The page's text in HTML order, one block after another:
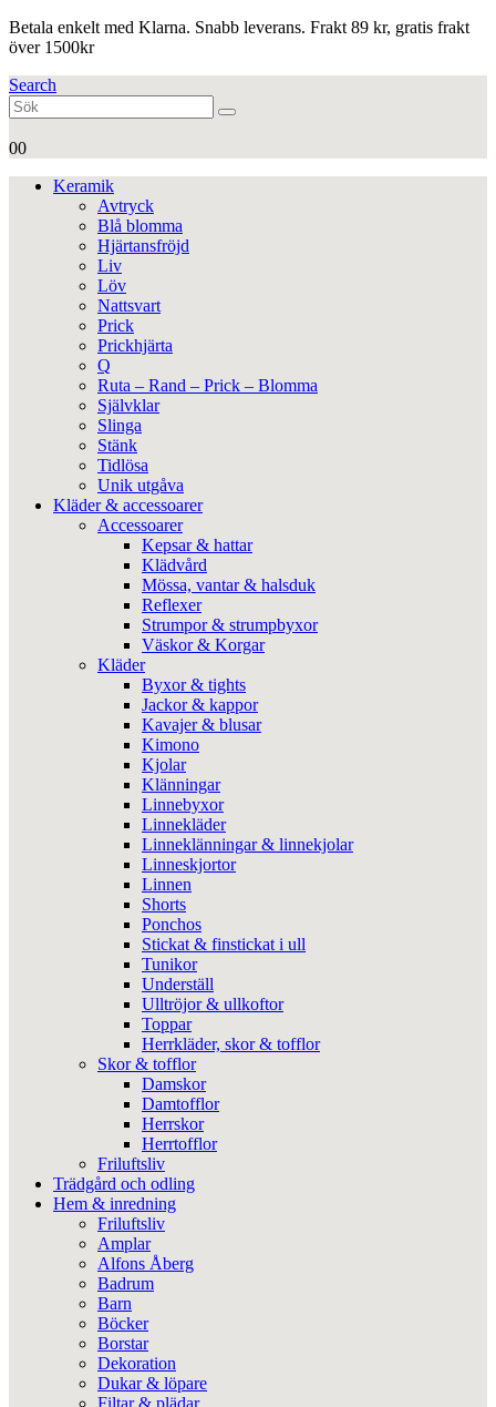
Betala enkelt med Klarna. Snabb leverans. Frakt 89 kr, gratis frakt
över 1500kr
Search
00
Keramik
Avtryck
Blå blomma
Hjärtansfröjd
Liv
Löv
Nattsvart
Prick
Prickhjärta
Q
Ruta – Rand – Prick – Blomma
Självklar
Slinga
Stänk
Tidlösa
Unik utgåva
Kläder & accessoarer
Accessoarer
Kepsar & hattar
Klädvård
Mössa, vantar & halsduk
Reflexer
Strumpor & strumpbyxor
Väskor & Korgar
Kläder
Byxor & tights
Jackor & kappor
Kavajer & blusar
Kimono
Kjolar
Klänningar
Linnebyxor
Linnekläder
Linneklänningar & linnekjolar
Linneskjortor
Linnen
Shorts
Ponchos
Stickat & finstickat i ull
Tunikor
Underställ
Ulltröjor & ullkoftor
Toppar
Herrkläder, skor & tofflor
Skor & tofflor
Damskor
Damtofflor
Herrskor
Herrtofflor
Friluftsliv
Trädgård och odling
Hem & inredning
Friluftsliv
Amplar
Alfons Åberg
Badrum
Barn
Böcker
Borstar
Dekoration
Dukar & löpare
Filtar & plädar